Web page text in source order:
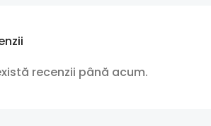
recenzii până acum.